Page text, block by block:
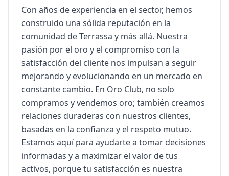
Con años de experiencia en el sector, hemos
construido una sólida reputación en la
comunidad de Terrassa y más allá. Nuestra
pasión por el oro y el compromiso con la
satisfacción del cliente nos impulsan a seguir
mejorando y evolucionando en un mercado en
constante cambio. En Oro Club, no solo
compramos y vendemos oro; también creamos
relaciones duraderas con nuestros clientes,
basadas en la confianza y el respeto mutuo.
Estamos aquí para ayudarte a tomar decisiones
informadas y a maximizar el valor de tus
activos, porque tu satisfacción es nuestra